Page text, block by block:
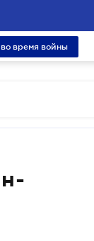
во время войны